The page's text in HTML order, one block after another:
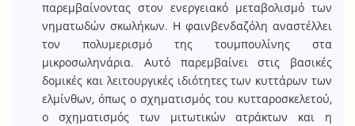
παρεμβαίνοντας στον ενεργειακό μεταβολισμό των
νηματωδών σκωλήκων. Η φαινβενδαζόλη αναστέλλει
τον πολυμερισμό της τουμπουλίνης στα
μικροσωληνάρια. Αυτό παρεμβαίνει στις βασικές
δομικές και λειτουργικές ιδιότητες των κυττάρων των
ελμίνθων, όπως ο σχηματισμός του κυτταροσκελετού,
ο σχηματισμός των μιτωτικών ατράκτων και η